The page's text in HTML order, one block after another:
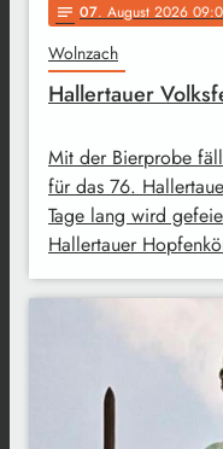
notes 07. August 2026
Wolnzach
Hallertauer
Mit der Bierprobe
für das 76.
Tage lang wird
Hallertauer